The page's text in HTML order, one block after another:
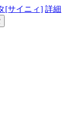
[サイニィ] 詳細